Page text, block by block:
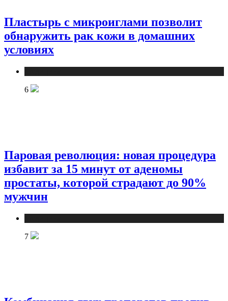
Пластырь с микроиглами позволит
обнаружить рак кожи в домашних
условиях
6
Паровая революция: новая процедура
избавит за 15 минут от аденомы
простаты, которой страдают до 90%
мужчин
7